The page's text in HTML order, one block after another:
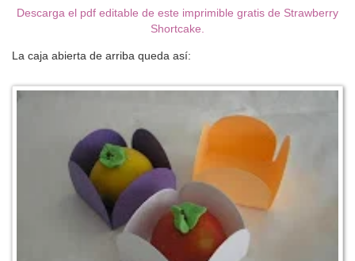
Descarga el pdf editable de este imprimible gratis de Strawberry
Shortcake.
La caja abierta de arriba queda así: